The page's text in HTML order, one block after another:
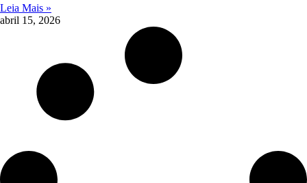
Leia Mais »
abril 15, 2026